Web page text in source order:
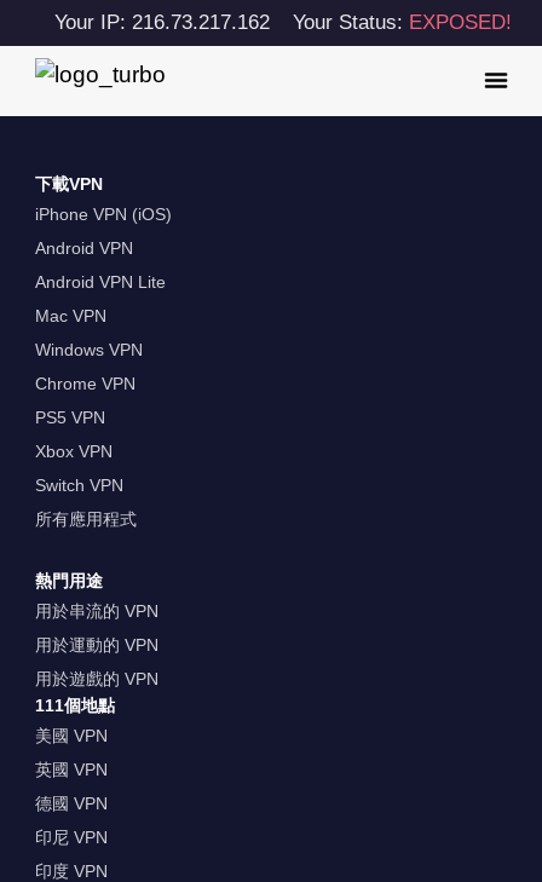
Your IP: 216.73.217.162 Your Status: EXPOSED!
下載VPN
iPhone VPN (iOS)
Android VPN
Android VPN Lite
Mac VPN
Windows VPN
Chrome VPN
PS5 VPN
Xbox VPN
Switch VPN
所有應用程式
熱門用途
用於串流的 VPN
用於運動的 VPN
用於遊戲的 VPN
111個地點
美國 VPN
英國 VPN
德國 VPN
印尼 VPN
印度 VPN